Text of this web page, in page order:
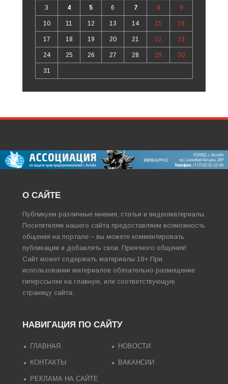
3 4 5 6 7 8 9
10 11 12 13 14 15 16
17 18 19 20 21 22 23
24 25 26 27 28 29 30
31
О САЙТЕ
Публикуем различные мнения, статьи и видеоматериалы.
Посетителям нашего сайта предоставляем возможность
общения на портале – вы можете комментировать
публикации и добавлять свои. Приятного общения!
Сайт может содержать материалы 18+ При
использовании материалов обязательно размещение
гиперссылки на главную, или соответствующую
страницу сайта.
НАВИГАЦИЯ ПО САЙТУ
ГЛАВНАЯ НОВОСТИ
КОНТАКТЫ ВАКАНСИИ
РЕКЛАМА НА САЙТЕ